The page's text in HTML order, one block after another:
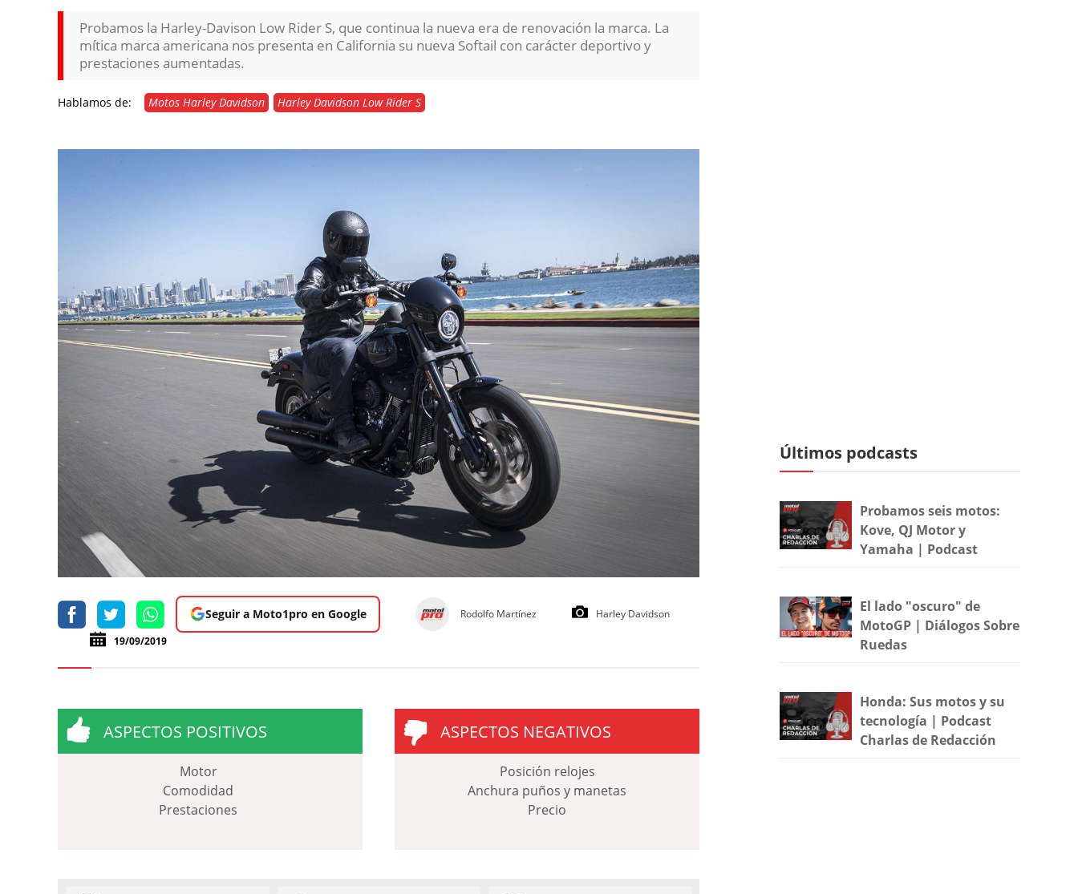
Probamos la Harley-Davison Low Rider S, que continua la nueva era de renovación la marca. La
mítica marca americana nos presenta en California su nueva Softail con carácter deportivo y
prestaciones aumentadas.
Hablamos de: Motos Harley Davidson Harley Davidson Low Rider S
Seguir a Moto1pro en Google Rodolfo Martínez
Harley Davidson
19/09/2019
ASPECTOS POSITIVOS
Motor
Comodidad
Prestaciones
ASPECTOS NEGATIVOS
Posición relojes
Anchura puños y manetas
Precio
Últimos podcasts
Probamos seis motos:
Kove, QJ Motor y
Yamaha | Podcast
El lado "oscuro" de
MotoGP | Diálogos Sobre
Ruedas
Honda: Sus motos y su
tecnología | Podcast
Charlas de Redacción